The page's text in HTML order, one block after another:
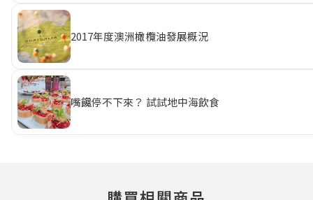
2017年度澳洲橄欖油發展概況
嘴饞停不下來？ 試試地中海飲食